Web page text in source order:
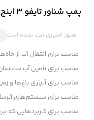
پمپ شناور تایفو 3 اینچ ۹۹ متری مدل 6SE12-6 سه فاز
هنوز امتیازی ثبت نشده است
مناسب برای انتقال آب از
مناسب برای تأمین آب
مناسب برای آبیاری باغ‌ها و
مناسب برای سیستم‌های
مناسب برای کاربردهایی که